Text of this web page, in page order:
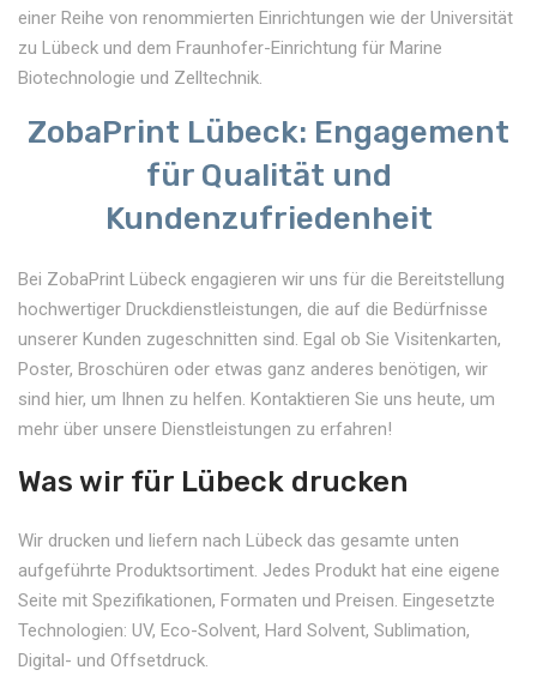
einer Reihe von renommierten Einrichtungen wie der Universität
zu Lübeck und dem Fraunhofer-Einrichtung für Marine
Biotechnologie und Zelltechnik.
ZobaPrint Lübeck: Engagement
für Qualität und
Kundenzufriedenheit
Bei ZobaPrint Lübeck engagieren wir uns für die Bereitstellung
hochwertiger Druckdienstleistungen, die auf die Bedürfnisse
unserer Kunden zugeschnitten sind. Egal ob Sie Visitenkarten,
Poster, Broschüren oder etwas ganz anderes benötigen, wir
sind hier, um Ihnen zu helfen. Kontaktieren Sie uns heute, um
mehr über unsere Dienstleistungen zu erfahren!
Was wir für Lübeck drucken
Wir drucken und liefern nach Lübeck das gesamte unten
aufgeführte Produktsortiment. Jedes Produkt hat eine eigene
Seite mit Spezifikationen, Formaten und Preisen. Eingesetzte
Technologien: UV, Eco-Solvent, Hard Solvent, Sublimation,
Digital- und Offsetdruck.